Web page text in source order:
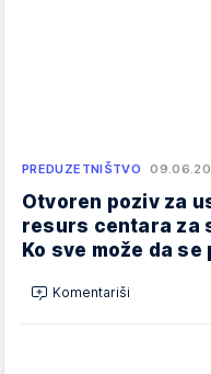
PREDUZETNIŠTVO
Otvoren poziv za
resurs centara za
Ko sve može da se
Komentariši